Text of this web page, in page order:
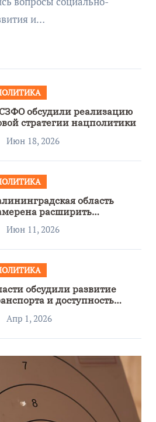
и…
обсудили реализацию
стратегии нацполитики
Июн 18, 2026
область
расширить
с Узбекистаном
Июн 11, 2026
обсудили развитие
и доступность
Апр 1, 2026